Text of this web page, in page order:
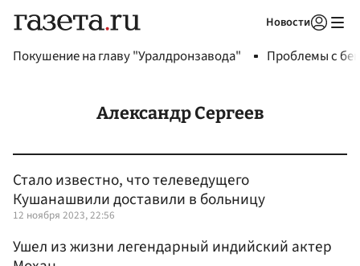
Новости
Покушение на главу "Уралдронзавода" Проблемы с
Александр Сергеев
Стало известно, что телеведущего
Кушанашвили доставили в больницу
12 ноября 2023, 22:56
Ушел из жизни легендарный индийский актер